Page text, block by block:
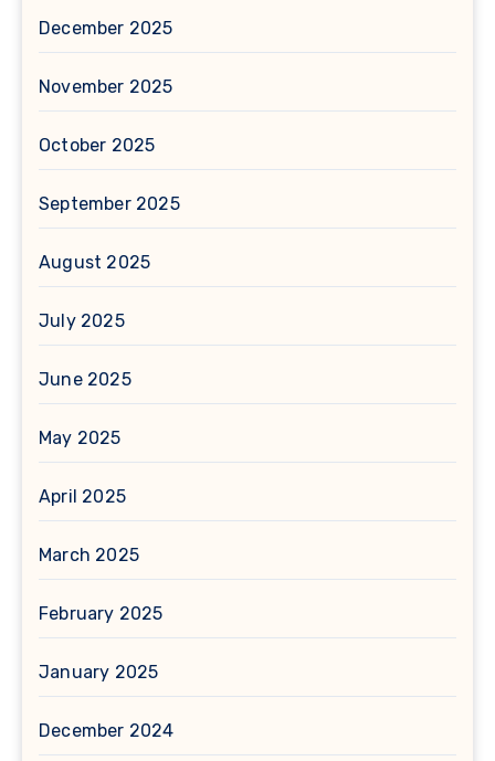
December 2025
November 2025
October 2025
September 2025
August 2025
July 2025
June 2025
May 2025
April 2025
March 2025
February 2025
January 2025
December 2024